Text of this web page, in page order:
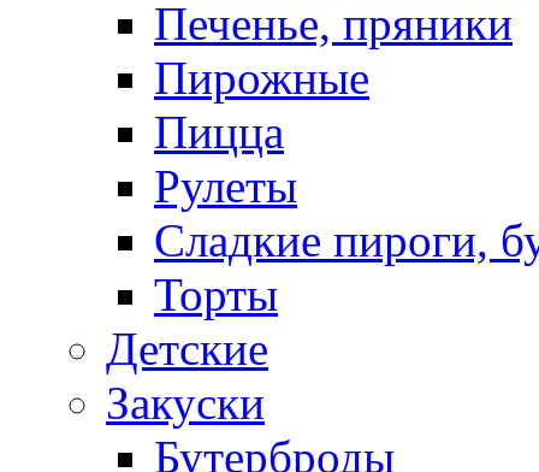
Печенье, пряники
Пирожные
Пицца
Рулеты
Сладкие пироги,
Торты
Детские
Закуски
Бутерброды